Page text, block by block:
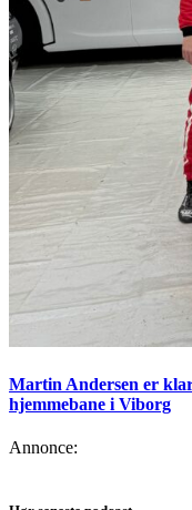
Martin Andersen er
hjemmebane i Viborg
Annonce: